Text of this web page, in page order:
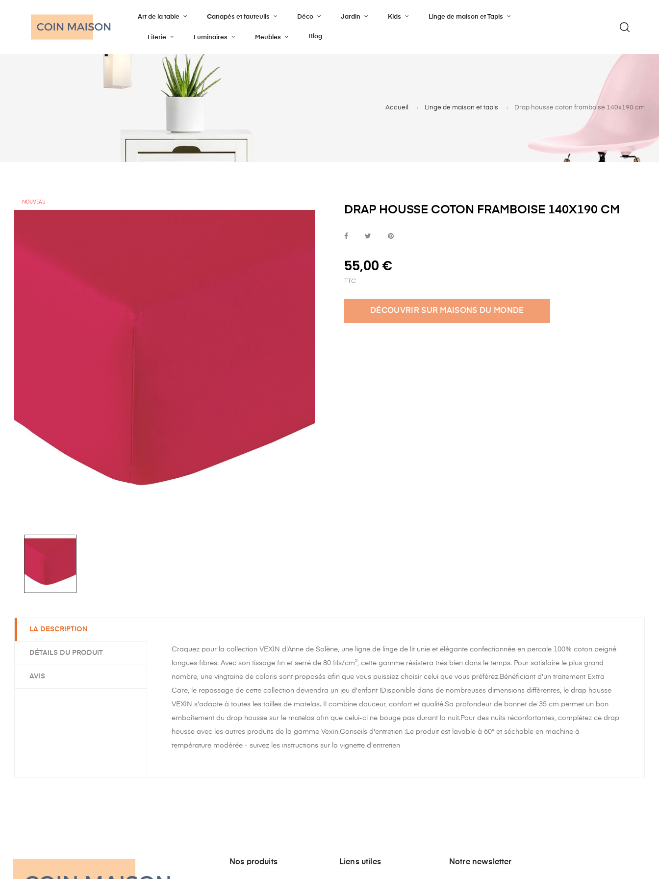
Art de la table Canapés et fauteuils Déco Jardin Kids Linge de maison et Tapis
Literie Luminaires Meubles Blog
Accueil Linge de maison et tapis Drap housse coton framboise 140x190 cm
NOUVEAU
DRAP HOUSSE COTON FRAMBOISE 140X190 CM
55,00 €
TTC
DÉCOUVRIR SUR MAISONS DU MONDE
LA DESCRIPTION
DÉTAILS DU PRODUIT
AVIS
Craquez pour la collection VEXIN d'Anne de Solène, une ligne de linge de lit unie et élégante confectionnée en percale 100% coton peigné
longues fibres. Avec son tissage fin et serré de 80 fils/cm², cette gamme résistera trés bien dans le temps. Pour satisfaire le plus grand
nombre, une vingtaine de coloris sont proposés afin que vous puissiez choisir celui que vous préférez.Bénéficiant d'un traitement Extra
Care, le repassage de cette collection deviendra un jeu d'enfant !Disponible dans de nombreuses dimensions différentes, le drap housse
VEXIN s'adapte à toutes les tailles de matelas. Il combine douceur, confort et qualité.Sa profondeur de bonnet de 35 cm permet un bon
emboîtement du drap housse sur le matelas afin que celui-ci ne bouge pas durant la nuit.Pour des nuits réconfortantes, complétez ce drap
housse avec les autres produits de la gamme Vexin.Conseils d'entretien :Le produit est lavable à 60° et séchable en machine à
température modérée - suivez les instructions sur la vignette d'entretien
Nos produits Liens utiles Notre newsletter